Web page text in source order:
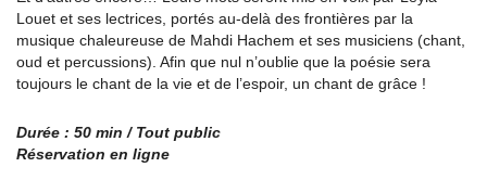
Louet et ses lectrices, portés au-delà des frontières par la
musique chaleureuse de Mahdi Hachem et ses musiciens (chant,
oud et percussions). Afin que nul n’oublie que la poésie sera
toujours le chant de la vie et de l’espoir, un chant de grâce !
Durée : 50 min / Tout public
Réservation en ligne